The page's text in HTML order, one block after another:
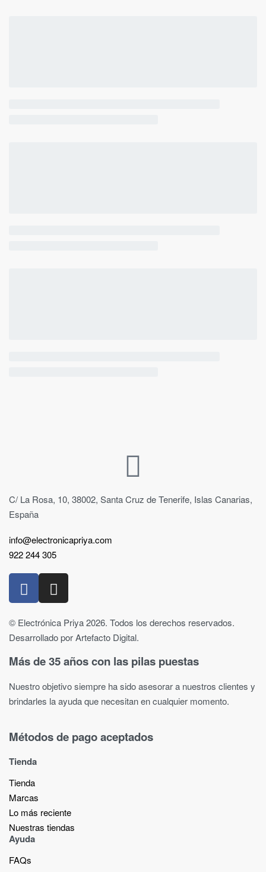
C/ La Rosa, 10, 38002, Santa Cruz de Tenerife, Islas Canarias,
España
info@electronicapriya.com
922 244 305
© Electrónica Priya 2026. Todos los derechos reservados.
Desarrollado por Artefacto Digital.
Más de 35 años con las pilas puestas
Nuestro objetivo siempre ha sido asesorar a nuestros clientes y
brindarles la ayuda que necesitan en cualquier momento.
Métodos de pago aceptados
Tienda
Tienda
Marcas
Lo más reciente​
Nuestras tiendas​
Ayuda
FAQs